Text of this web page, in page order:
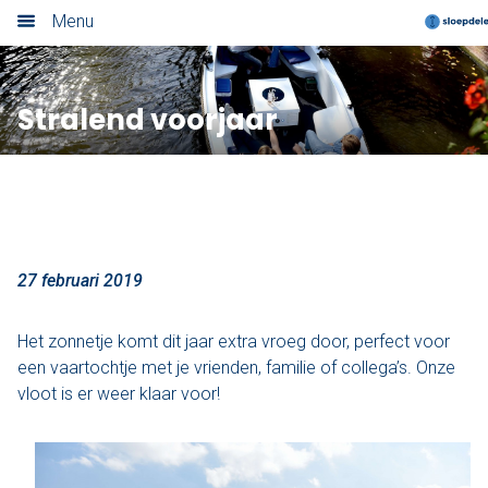
Menu
Home
Nieuwsoverzicht
Amsterdam
Utrecht
Rotterdam
Stralend voorjaar
27 februari 2019
Het zonnetje komt dit jaar extra vroeg door, perfect voor
een vaartochtje met je vrienden, familie of collega’s. Onze
vloot is er weer klaar voor!